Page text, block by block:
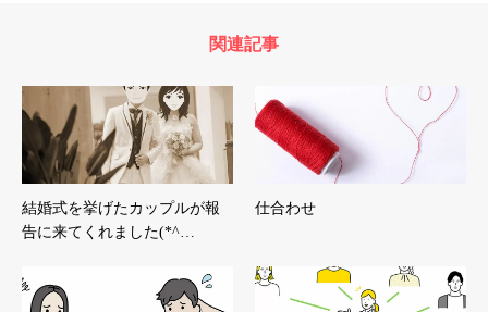
関連記事
結婚式を挙げたカップルが報
告に来てくれました(*^…
仕合わせ